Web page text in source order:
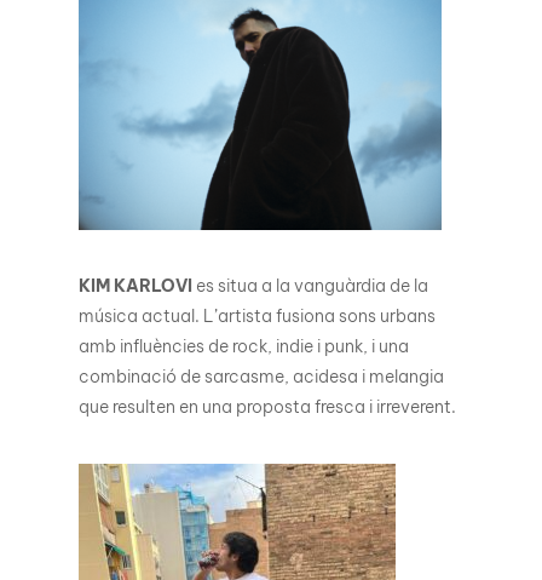
KIM KARLOVI es situa a la vanguàrdia de la
música actual. L’artista fusiona sons urbans
amb influències de rock, indie i punk, i una
combinació de sarcasme, acidesa i melangia
que resulten en una proposta fresca i irreverent.